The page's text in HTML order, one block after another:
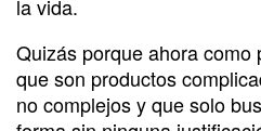
la vida.
Quizás porque ahora como
que son productos
no complejos y que solo